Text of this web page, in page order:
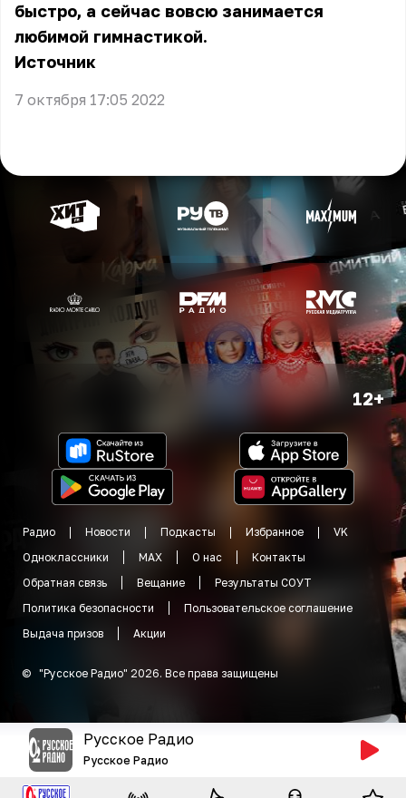
быстро, а сейчас вовсю занимается
любимой гимнастикой.
Источник
7 октября 17:05 2022
12+
Радио Новости Подкасты Избранное
VK
Одноклассники
MAX О нас
Контакты
Обратная связь
Вещание
Результаты СОУТ
Политика безопасности
Пользовательское соглашение
Выдача призов
Акции
© "Русское Радио" 2026. Все права защищены
Русское Радио
Русское Радио